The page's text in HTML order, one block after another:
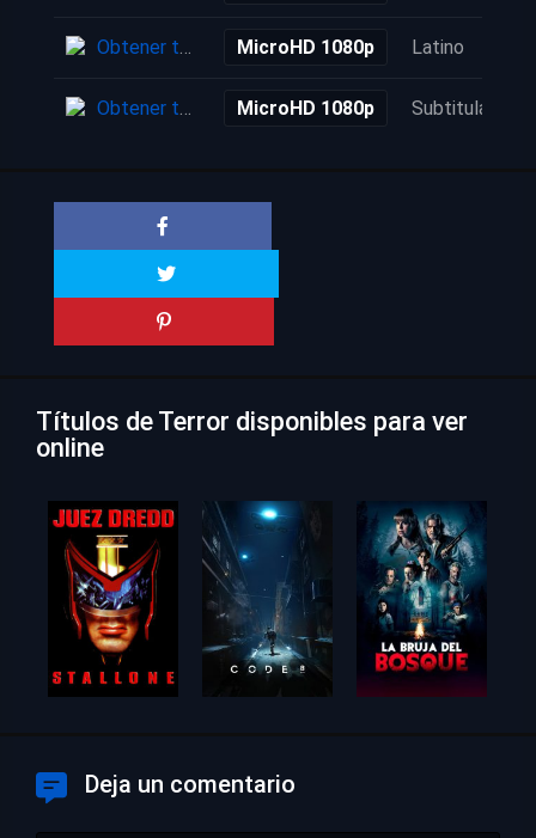
Obtener torrent MicroHD 1080p Latino
Obtener torrent MicroHD 1080p Subtitulada
Títulos de Terror disponibles para ver
online
Deja un comentario